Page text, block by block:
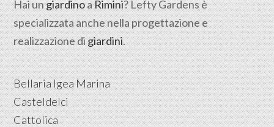
Hai ungiardinoaRimini? Lefty Gardens è
specializzata anche nella progettazione e
realizzazione digiardini.
Bellaria Igea Marina
Casteldelci
Cattolica